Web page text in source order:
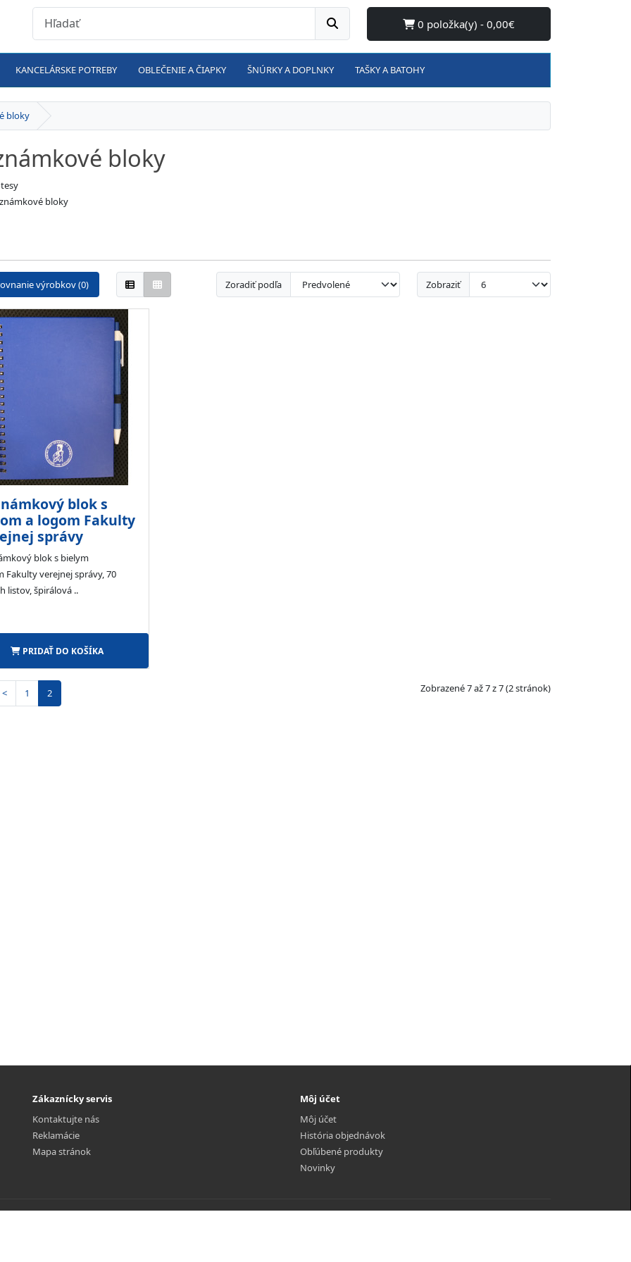
0 položka(y) - 0,00€
KANCELÁRSKE POTREBY OBLEČENIE A ČIAPKY ŠNÚRKY A DOPLNKY TAŠKY A BATOHY
bloky
bloky
bloky
výrobkov (0) Zoradiť podľa Zobraziť
blok s
a logom Fakulty
správy
blok s bielym
Fakulty verejnej správy, 70
listov, špirálová ..
PRIDAŤ DO KOŠÍKA
< 1 2 Zobrazené 7 až 7 z 7 (2 stránok)
Zákaznícky servis
Kontaktujte nás
Reklamácie
Mapa stránok
Môj účet
Môj účet
História objednávok
Obľúbené produkty
Novinky